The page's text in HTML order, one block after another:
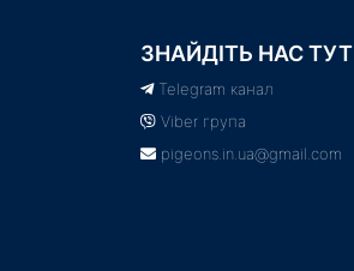
ЗНАЙДІТЬ НАС ТУТ
Telegram канал
Viber група
pigeons.in.ua@gmail.com